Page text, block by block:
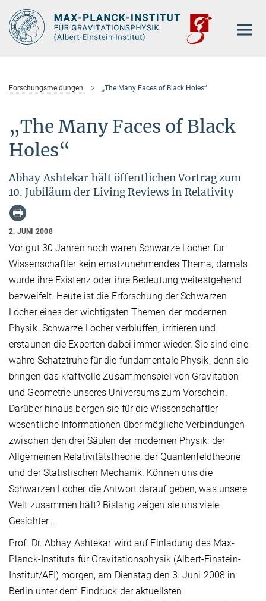
Hauptinhalt
Forschungsmeldungen „The Many Faces of Black Holes“
„The Many Faces of Black
Holes“
Abhay Ashtekar hält öffentlichen Vortrag zum
10. Jubiläum der Living Reviews in Relativity
2. JUNI 2008
Vor gut 30 Jahren noch waren Schwarze Löcher für
Wissenschaftler kein ernstzunehmendes Thema, damals
wurde ihre Existenz oder ihre Bedeutung weitestgehend
bezweifelt. Heute ist die Erforschung der Schwarzen
Löcher eines der wichtigsten Themen der modernen
Physik. Schwarze Löcher verblüffen, irritieren und
erstaunen die Experten dabei immer wieder. Sie sind eine
wahre Schatztruhe für die fundamentale Physik, denn sie
bringen das kraftvolle Zusammenspiel von Gravitation
und Geometrie unseres Universums zum Vorschein.
Darüber hinaus bergen sie für die Wissenschaftler
wesentliche Informationen über mögliche Verbindungen
zwischen den drei Säulen der modernen Physik: der
Allgemeinen Relativitätstheorie, der Quantenfeldtheorie
und der Statistischen Mechanik. Können uns die
Schwarzen Löcher die Antwort darauf geben, was unsere
Welt zusammen hält? Bislang zeigen sie uns viele
Gesichter....
Prof. Dr. Abhay Ashtekar wird auf Einladung des Max-
Planck-Instituts für Gravitationsphysik (Albert-Einstein-
Institut/AEI) morgen, am Dienstag den 3. Juni 2008 in
Berlin unter dem Eindruck der aktuellsten